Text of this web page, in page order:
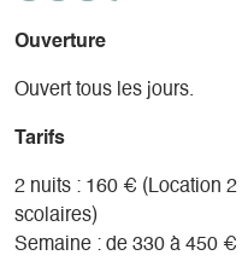
gîte
A proximité : piscine ,
bars , magasin de sport .
Espace co-working situé
mètres)
Ouverture
Ouvert tous les jours.
Tarifs
2 nuits : 160 € (Location
scolaires)
Semaine : de 330 à 450 €